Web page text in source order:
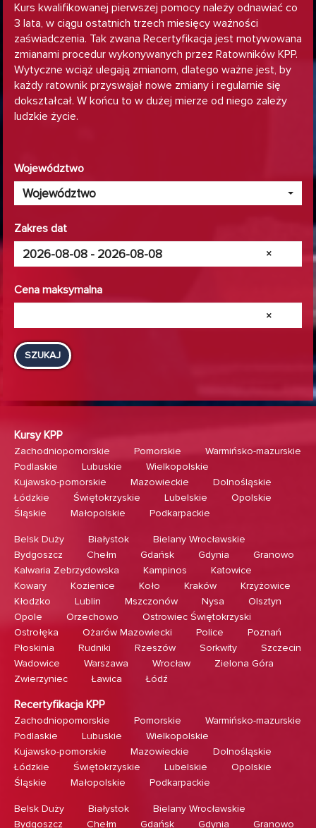
Kurs kwalifikowanej pierwszej pomocy należy odnawiać co
3 lata, w ciągu ostatnich trzech miesięcy ważności
zaświadczenia. Tak zwana Recertyfikacja jest motywowana
zmianami procedur wykonywanych przez Ratowników KPP.
Wytyczne wciąż ulegają zmianom, dlatego ważne jest, by
każdy ratownik przyswajał nowe zmiany i regularnie się
dokształcał. W końcu to w dużej mierze od niego zależy
ludzkie życie.
Województwo
Województwo
Zakres dat
×
Cena maksymalna
×
SZUKAJ
Kursy KPP
Zachodniopomorskie Pomorskie
Warmińsko-mazurskie
Podlaskie
Lubuskie
Wielkopolskie
Kujawsko-pomorskie
Mazowieckie
Dolnośląskie
Łódzkie
Świętokrzyskie Lubelskie
Opolskie
Śląskie
Małopolskie Podkarpackie
Belsk Duży Białystok
Bielany Wrocławskie
Bydgoszcz
Chełm Gdańsk Gdynia
Granowo
Kalwaria Zebrzydowska
Kampinos
Katowice
Kowary
Kozienice Koło Kraków
Krzyżowice
Kłodzko
Lublin Mszczonów Nysa
Olsztyn
Opole
Orzechowo
Ostrowiec Świętokrzyski
Ostrołęka
Ożarów Mazowiecki Police
Poznań
Płoskinia
Rudniki Rzeszów Sorkwity
Szczecin
Wadowice
Warszawa Wrocław
Zielona Góra
Zwierzyniec
Ławica Łódź
Recertyfikacja KPP
Zachodniopomorskie Pomorskie
Warmińsko-mazurskie
Podlaskie
Lubuskie
Wielkopolskie
Kujawsko-pomorskie
Mazowieckie
Dolnośląskie
Łódzkie
Świętokrzyskie Lubelskie
Opolskie
Śląskie
Małopolskie Podkarpackie
Belsk Duży Białystok
Bielany Wrocławskie
Bydgoszcz
Chełm Gdańsk Gdynia Granowo